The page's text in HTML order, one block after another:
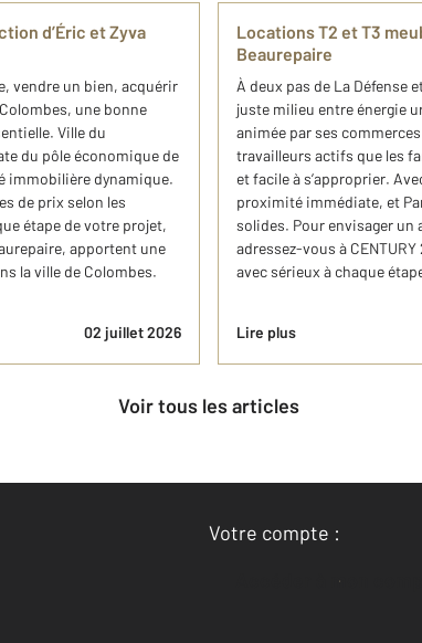
d’Éric et Zyva
vendre un bien, acquérir
une bonne
Ville du
du pôle économique de
immobilière dynamique.
de prix selon les
étape de votre projet,
apportent une
la ville de Colombes.
02 juillet 2026
Locations T2 et T3
Beaurepaire
À deux pas de La Défense
juste milieu entre énergie
animée par ses
travailleurs actifs que les
et facile à s’approprier.
proximité immédiate, et
solides. Pour envisager un
adressez-vous à
avec sérieux à chaque
Lire plus
Voir tous les articles
Votre compte :
Accéder à mon